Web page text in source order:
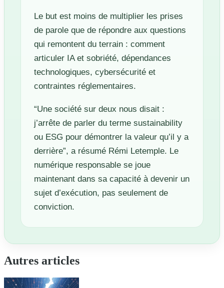
Le but est moins de multiplier les prises
de parole que de répondre aux questions
qui remontent du terrain : comment
articuler IA et sobriété, dépendances
technologiques, cybersécurité et
contraintes réglementaires.
“Une société sur deux nous disait :
j’arrête de parler du terme sustainability
ou ESG pour démontrer la valeur qu’il y a
derrière”, a résumé Rémi Letemple. Le
numérique responsable se joue
maintenant dans sa capacité à devenir un
sujet d’exécution, pas seulement de
conviction.
Autres articles